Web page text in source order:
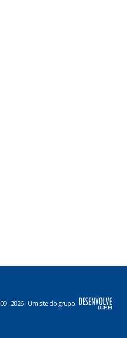
- 2026 - Um site do grupo